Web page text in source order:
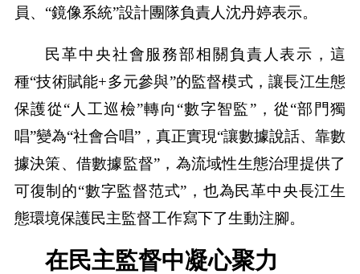
員、“鏡像系統”設計團隊負責人沈丹婷表示。
民革中央社會服務部相關負責人表示，這
種“技術賦能+多元參與”的監督模式，讓長江生態
保護從“人工巡檢”轉向“數字智監”，從“部門獨
唱”變為“社會合唱”，真正實現“讓數據說話、靠數
據決策、借數據監督”，為流域性生態治理提供了
可復制的“數字監督范式”，也為民革中央長江生
態環境保護民主監督工作寫下了生動注腳。
在民主監督中凝心聚力